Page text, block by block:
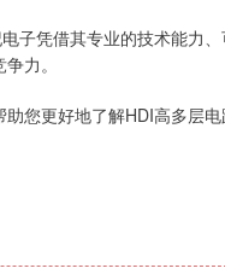
子凭借其专业的技术能力
力。
您更好地了解HDI高多层